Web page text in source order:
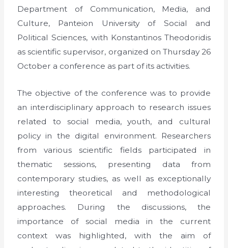
Department of Communication, Media, and
Culture, Panteion University of Social and
Political Sciences, with Konstantinos Theodoridis
as scientific supervisor, organized on Thursday 26
October a conference as part of its activities.
The objective of the conference was to provide
an interdisciplinary approach to research issues
related to social media, youth, and cultural
policy in the digital environment. Researchers
from various scientific fields participated in
thematic sessions, presenting data from
contemporary studies, as well as exceptionally
interesting theoretical and methodological
approaches. During the discussions, the
importance of social media in the current
context was highlighted, with the aim of